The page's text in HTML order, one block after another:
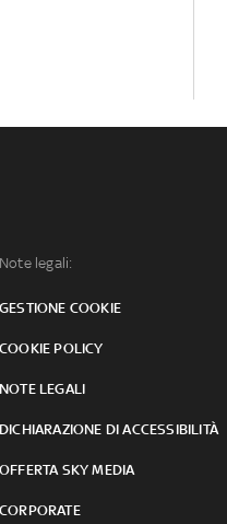
Note legali:
GESTIONE COOKIE
COOKIE POLICY
NOTE LEGALI
DICHIARAZIONE DI ACCESSIBILITÀ
OFFERTA SKY MEDIA
CORPORATE